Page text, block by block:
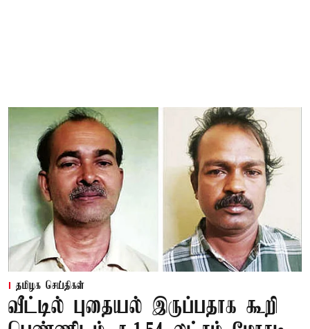
தமிழக செய்திகள்
வீட்டில் புதையல் இருப்பதாக கூறி